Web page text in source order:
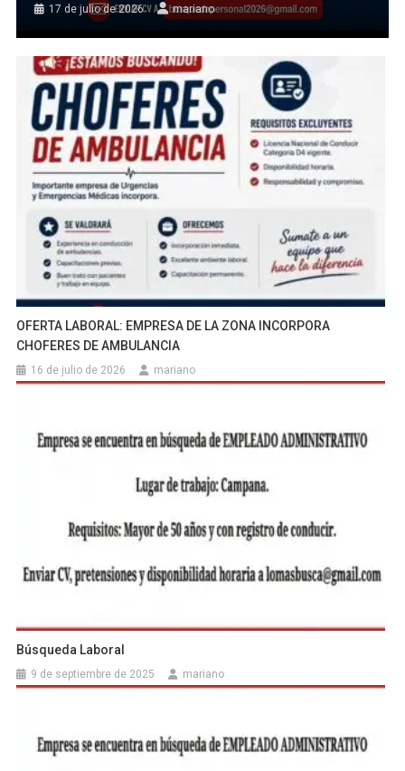
17 de julio de 2026 mariano
OFERTA LABORAL: EMPRESA DE LA ZONA INCORPORA
CHOFERES DE AMBULANCIA
16 de julio de 2026 mariano
Búsqueda Laboral
9 de septiembre de 2025 mariano